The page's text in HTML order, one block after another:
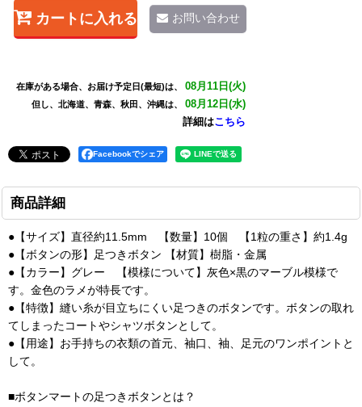
在庫がある場合、お届け予定日(最短)は、 08月11日(火)
但し、北海道、青森、秋田、沖縄は、 08月12日(水)
詳細はこちら
カートに入れる お問い合わせ
Facebookでシェア
商品詳細
●【サイズ】直径約11.5mm 【数量】10個 【1粒の重さ】約1.4g
●【ボタンの形】足つきボタン 【材質】樹脂・金属
●【カラー】グレー 【模様について】灰色×黒のマーブル模様で
す。金色のラメが特長です。
●【特徴】縫い糸が目立ちにくい足つきのボタンです。ボタンの取れ
てしまったコートやシャツボタンとして。
●【用途】お手持ちの衣類の首元、袖口、袖、足元のワンポイントと
して。
■ボタンマートの足つきボタンとは？